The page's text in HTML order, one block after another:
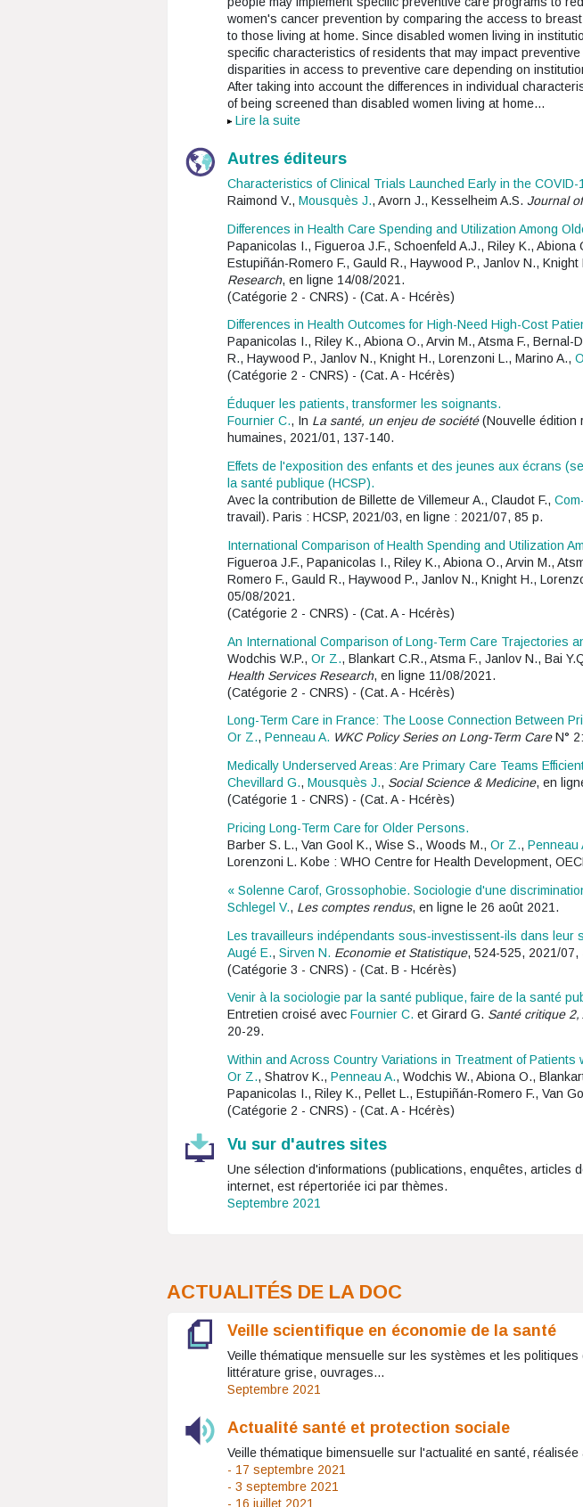
women's cancer prevention by comparing the access to
to those living at home. Since disabled women living in
specific characteristics of residents that may impact
disparities in access to preventive care depending on
After taking into account the differences in individual
of being screened than disabled women living at home…
Lire la suite
Autres éditeurs
Characteristics of Clinical Trials Launched Early in the
Raimond V., Mousquès J., Avorn J., Kesselheim A.S. Journal
Differences in Health Care Spending and Utilization Among
Papanicolas I., Figueroa J.F., Schoenfeld A.J., Riley K.,
Estupiñán-Romero F., Gauld R., Haywood P., Janlov N.,
Research, en ligne 14/08/2021.
(Catégorie 2 - CNRS) - (Cat. A - Hcérès)
Differences in Health Outcomes for High-Need High-Cost
Papanicolas I., Riley K., Abiona O., Arvin M., Atsma F.,
R., Haywood P., Janlov N., Knight H., Lorenzoni L., Marino A.,
(Catégorie 2 - CNRS) - (Cat. A - Hcérès)
Éduquer les patients, transformer les soignants.
Fournier C., In La santé, un enjeu de société(Nouvelle édition
humaines, 2021/01, 137-140.
Effets de l'exposition des enfants et des jeunes aux écrans
la santé publique (HCSP).
Avec la contribution de Billette de Villemeur A., Claudot F.,
travail). Paris : HCSP, 2021/03, en ligne : 2021/07, 85 p.
International Comparison of Health Spending and Utilization
Figueroa J.F., Papanicolas I., Riley K., Abiona O., Arvin M.,
Romero F., Gauld R., Haywood P., Janlov N., Knight H.,
05/08/2021.
(Catégorie 2 - CNRS) - (Cat. A - Hcérès)
An International Comparison of Long-Term Care Trajectories
Wodchis W.P., Or Z., Blankart C.R., Atsma F., Janlov N., Bai
Health Services Research, en ligne 11/08/2021.
(Catégorie 2 - CNRS) - (Cat. A - Hcérès)
Long-Term Care in France: The Loose Connection Between
Or Z., Penneau A. WKC Policy Series on Long-Term CareN°
Medically Underserved Areas: Are Primary Care Teams
Chevillard G., Mousquès J., Social Science & Medicine, en
(Catégorie 1 - CNRS) - (Cat. A - Hcérès)
Pricing Long-Term Care for Older Persons.
Barber S. L., Van Gool K., Wise S., Woods M., Or Z., Penneau
Lorenzoni L. Kobe : WHO Centre for Health Development,
« Solenne Carof, Grossophobie. Sociologie d'une
Schlegel V., Les comptes rendus, en ligne le 26 août 2021.
Les travailleurs indépendants sous‑investissent‑ils dans leur
Augé E., Sirven N. Economie et Statistique, 524-525, 2021/07,
(Catégorie 3 - CNRS) - (Cat. B - Hcérès)
Venir à la sociologie par la santé publique, faire de la santé
Entretien croisé avec Fournier C. et Girard G. Santé critique
20-29.
Within and Across Country Variations in Treatment of Patients
Or Z., Shatrov K., Penneau A., Wodchis W., Abiona O.,
Papanicolas I., Riley K., Pellet L., Estupiñán-Romero F., Van
(Catégorie 2 - CNRS) - (Cat. A - Hcérès)
Vu sur d'autres sites
Une sélection d'informations (publications, enquêtes,
internet, est répertoriée ici par thèmes.
Septembre 2021
ACTUALITÉS DE LA DOC
Veille scientifique en économie de la santé
Veille thématique mensuelle sur les systèmes et les
littérature grise, ouvrages...
Septembre 2021
Actualité santé et protection sociale
Veille thématique bimensuelle sur l'actualité en santé,
- 17 septembre 2021
- 3 septembre 2021
- 16 juillet 2021